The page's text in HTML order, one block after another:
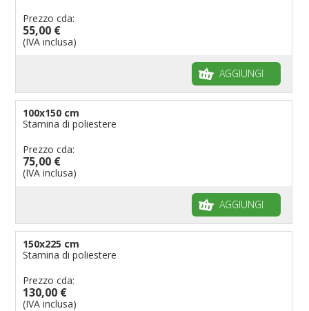
Prezzo cda:
55,00 €
(IVA inclusa)
AGGIUNGI
100x150 cm
Stamina di poliestere
Prezzo cda:
75,00 €
(IVA inclusa)
AGGIUNGI
150x225 cm
Stamina di poliestere
Prezzo cda:
130,00 €
(IVA inclusa)